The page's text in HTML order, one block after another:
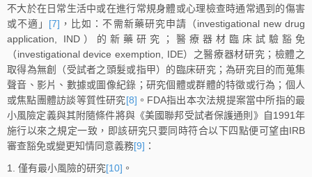
不大於在日常生活中或在進行常規身體或心理檢查時通常遇到的傷害
或不適」 [7] ，比如：不需新藥研究申請（investigational new drug
application, IND）的新藥研究；醫療器材臨床試驗豁免
（investigational device exemption, IDE）之醫療器材研究；檢體之
取得為無創（受試者之頭髮或指甲）的臨床研究；為研究目的而蒐集
聲音、影片、數據或圖像紀錄；研究個體或群體的特徵或行為；個人
或焦點團體訪談等質性研究[8] 。FDA指出本次法規提案當中所指的最
小風險定義與其附隨條件將與《美國聯邦受試者保護通則》自1991年
施行以來之規定一致，即該研究只要同時符合以下四點便可望由IRB
審查豁免或變更知情同意義務[9] ：
僅有最小風險的研究[10] 。